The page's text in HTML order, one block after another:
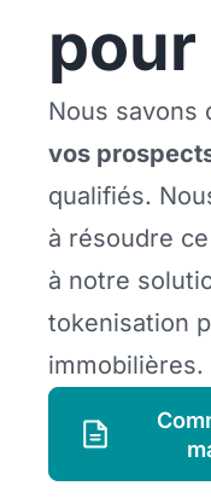
Nous savons
vos
qualifiés.
à résoudre
à notre
tokenisation
immobilières.